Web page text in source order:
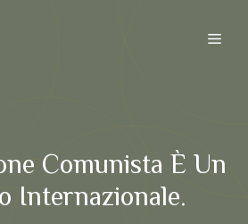
Comunista È Un
Internazionale.